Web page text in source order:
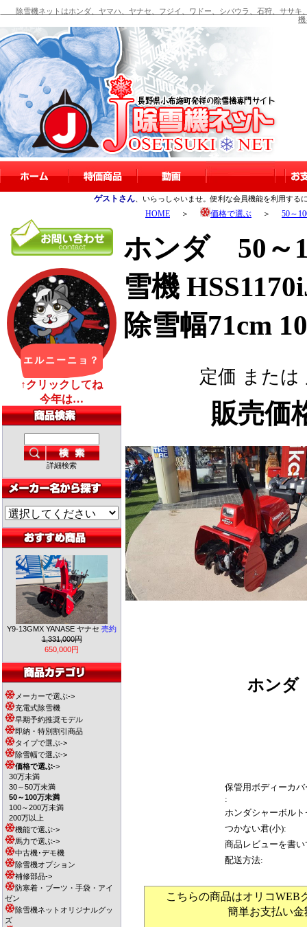
除雪機ネットはホンダ、ヤマハ、ヤナセ、フジイ、ワドー、シバウラ、石狩、ササキ
機
ゲストさん 、いらっしゃいませ。便利な会員機能を利用する
詳細検索
Y9-13GMX YANASE ヤナセ 売約
1,331,000円
650,000円
メーカーで選ぶ->
充電式除雪機
早期予約推奨モデル
即納・特別割引商品
タイプで選ぶ->
除雪幅で選ぶ->
価格で選ぶ->
30万未満
30～50万未満
50～100万未満
100～200万未満
200万以上
機能で選ぶ->
馬力で選ぶ->
中古機･デモ機
除雪機オプション
補修部品->
防寒着・ブーツ・手袋・アイ
ゼン
除雪機ネットオリジナルグッ
ズ
HOME ＞ 価格で選ぶ ＞ 50～
ホンダ 50～
雪機
除雪幅71cm
定価 または
販売
ホン
保管用ボディーカバ
:
ホンダシャーボル
つかない君(小):
商品レビューを書
配送方法:
こちらの商品はオリコWEB
簡単お支払い